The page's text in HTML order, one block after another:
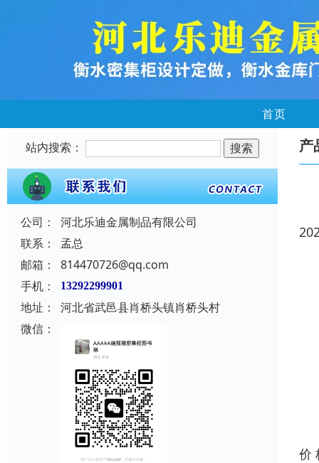
首页
站内搜索：
公司：
河北乐迪金属制品有限公司
联系：
孟总
邮箱：
814470726@qq.com
手机：
13292299901
地址：
河北省武邑县肖桥头镇肖桥头村
微信：
产
价